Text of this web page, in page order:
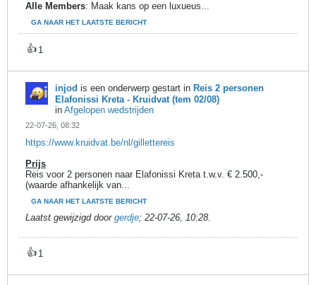
Alle Members: Maak kans op een luxueus...
GA NAAR HET LAATSTE BERICHT
👍 1
injod is een onderwerp gestart in Reis 2 personen
Elafonissi Kreta - Kruidvat (tem 02/08)
in Afgelopen wedstrijden
22-07-26, 08:32
https://www.kruidvat.be/nl/gillettereis
Prijs
Reis voor 2 personen naar Elafonissi Kreta t.w.v. € 2.500,-
(waarde afhankelijk van...
GA NAAR HET LAATSTE BERICHT
Laatst gewijzigd door gerdje; 22-07-26, 10:28.
👍 1